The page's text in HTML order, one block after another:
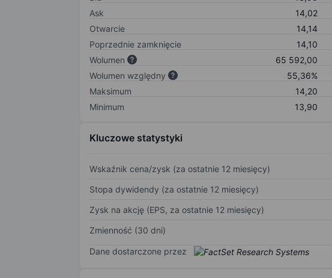
Ask
14,02
Otwarcie
14,14
Poprzednie zamknięcie
14,10
Wolumen
65 592,00
Wolumen względny
55,36%
Maksimum
14,20
Minimum
13,90
Kluczowe statystyki
Wskaźnik cena/zysk (za ostatnie 12 miesięcy)
Stopa dywidendy (za ostatnie 12 miesięcy)
Zysk na akcję (EPS, za ostatnie 12 miesięcy)
Zmienność (30 dni)
Dane dostarczone przez